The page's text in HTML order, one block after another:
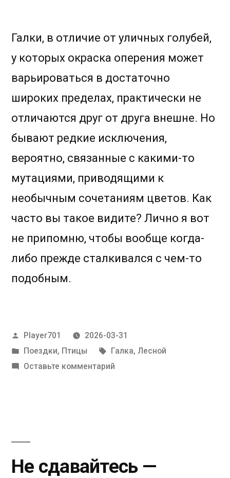
Галки, в отличие от уличных голубей,
у которых окраска оперения может
варьироваться в достаточно
широких пределах, практически не
отличаются друг от друга внешне. Но
бывают редкие исключения,
вероятно, связанные с какими-то
мутациями, приводящими к
необычным сочетаниям цветов. Как
часто вы такое видите? Лично я вот
не припомню, чтобы вообще когда-
либо прежде сталкивался с чем-то
подобным.
Написано
автором
Player701
2026-03-31
Написано
в
Поездки, Птицы Метки:
Галка, Лесной
Оставьте комментарийк
Не сдавайтесь —